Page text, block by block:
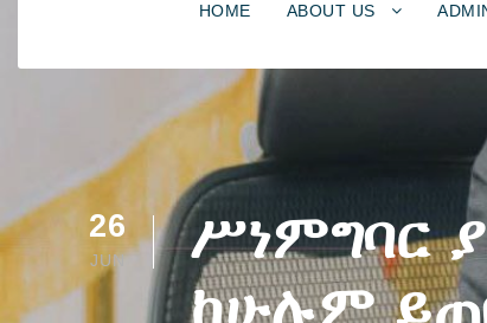
HOME ABOUT US
26
JUN
ሥነምግባር
ከሁሉም